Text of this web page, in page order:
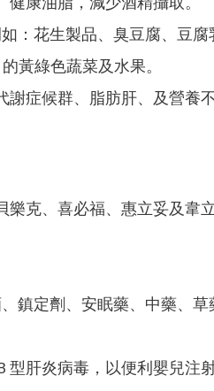
康油脂，減少酒精攝取。
：花生製品、臭豆腐、豆腐
黃綠色蔬菜及水果。​
症候群、脂肪肝、及營養不
樂克、喜必福、惠立妥及韋
鎮定劑、安眠藥、中藥、草
肝炎病毒，以便利嬰兒注射